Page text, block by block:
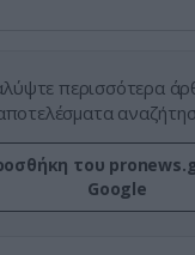
περισσότερα
του
Google